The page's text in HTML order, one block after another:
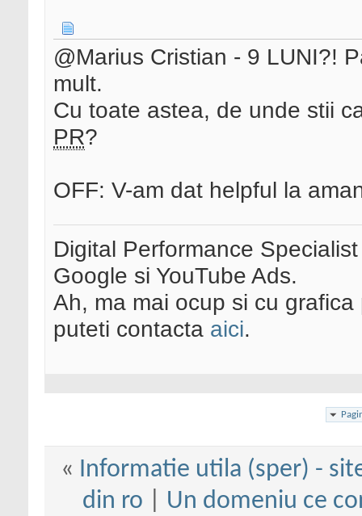
@Marius Cristian - 9 LUNI?!
mult.
Cu toate astea, de unde stii
PR?
OFF: V-am dat helpful la
Digital Performance
Google si YouTube Ads.
Ah, ma mai ocup si cu
puteti contacta aici.
« Informatie utila (sper) -
din ro
Un domeniu ce